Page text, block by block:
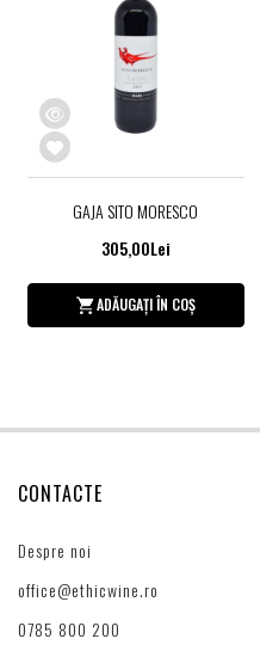
GAJA SITO MORESCO
305,00Lei
ADĂUGAȚI ÎN COȘ
CONTACTE
Despre noi
office@ethicwine.ro
0785 800 200